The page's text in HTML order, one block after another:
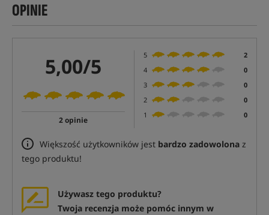
OPINIE
5,00/5
2 opinie
5
2
4
0
3
0
2
0
1
0
Większość użytkowników jest bardzo zadowolona z
tego produktu!
Używasz tego produktu?
Twoja recenzja może pomóc innym w